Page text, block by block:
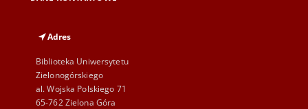
Adres
Biblioteka Uniwersytetu
Zielonogórskiego
al. Wojska Polskiego 71
65-762 Zielona Góra